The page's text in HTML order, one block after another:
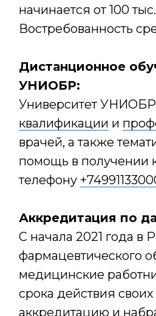
начинается от 100
Востребованность
Дистанционное
УНИОБР:
Университет УНИОБР
квалификации и
врачей, а также
помощь в получении
телефону
Аккредитация по
С начала 2021 года в
фармацевтического
медицинские
срока действия
аккредитацию и